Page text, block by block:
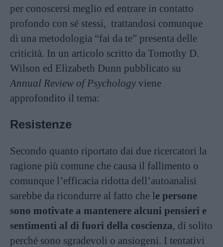
per conoscersi meglio ed entrare in contatto
profondo con sé stessi, trattandosi comunque
di una metodologia “fai da te” presenta delle
criticità. In un articolo scritto da Tomothy D.
Wilson ed Elizabeth Dunn pubblicato su
Annual Review of Psychology viene
approfondito il tema:
Resistenze
Secondo quanto riportato dai due ricercatori la
ragione più comune che causa il fallimento o
comunque l’efficacia ridotta dell’autoanalisi
sarebbe da ricondurre al fatto che le persone
sono motivate a mantenere alcuni pensieri e
sentimenti al di fuori della coscienza, di solito
perché sono sgradevoli o ansiogeni. I tentativi